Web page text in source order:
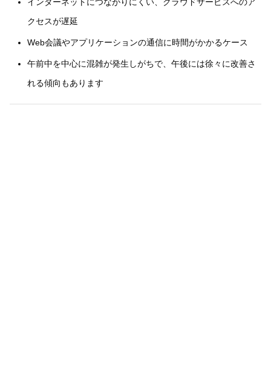
インターネットにつながりにくい、クラウドサービスへのア
クセスが遅延
Web会議やアプリケーションの通信に時間がかかるケース
午前中を中心に混雑が発生しがちで、午後には徐々に改善さ
れる傾向もあります